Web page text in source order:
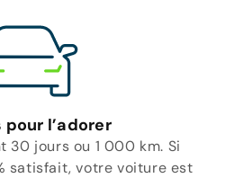
l’adorer
30 jours ou 1 000 km. Si
satisfait, votre voiture est